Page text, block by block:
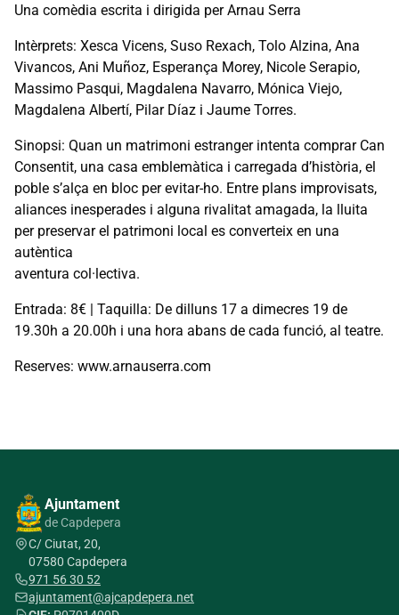
Una comèdia escrita i dirigida per Arnau Serra
Intèrprets: Xesca Vicens, Suso Rexach, Tolo Alzina, Ana
Vivancos, Ani Muñoz, Esperança Morey, Nicole Serapio,
Massimo Pasqui, Magdalena Navarro, Mónica Viejo,
Magdalena Albertí, Pilar Díaz i Jaume Torres.
Sinopsi: Quan un matrimoni estranger intenta comprar Can
Consentit, una casa emblemàtica i carregada d’història, el
poble s’alça en bloc per evitar-ho. Entre plans improvisats,
aliances inesperades i alguna rivalitat amagada, la lluita
per preservar el patrimoni local es converteix en una
autèntica
aventura col·lectiva.
Entrada: 8€ | Taquilla: De dilluns 17 a dimecres 19 de
19.30h a 20.00h i una hora abans de cada funció, al teatre.
Reserves: www.arnauserra.com
Ajuntament
de Capdepera
C/ Ciutat, 20,
07580 Capdepera
971 56 30 52
ajuntament@ajcapdepera.net